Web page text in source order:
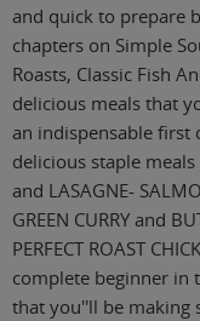
and quick to prepare
chapters on Simple
Roasts, Classic Fish
delicious meals that
an indispensable first
delicious staple meals
and LASAGNE-
GREEN CURRY and
PERFECT ROAST
complete beginner in
that you''ll be making